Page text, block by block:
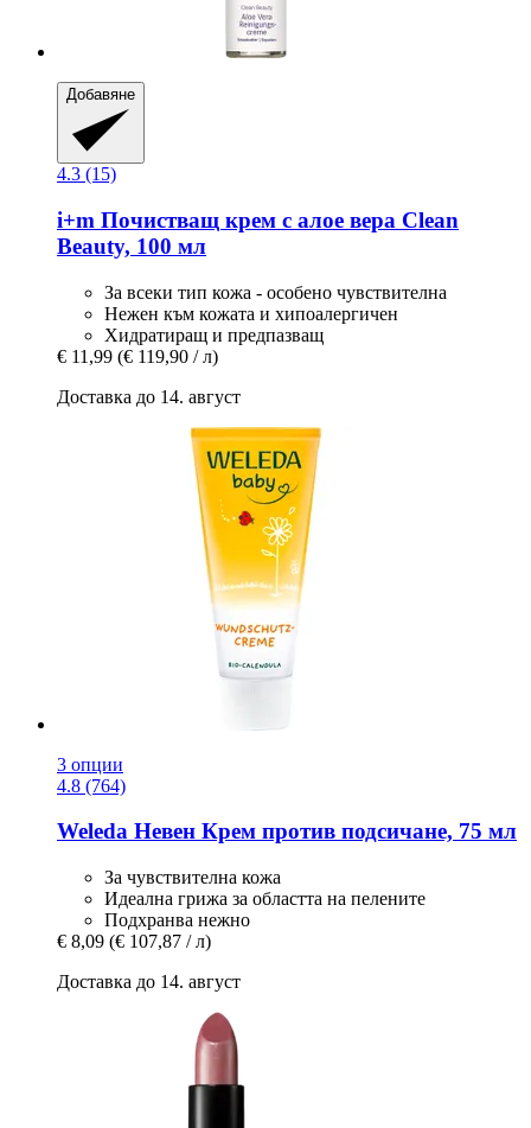
Добавяне
4.3 (15)
i+m Почистващ крем с алое вера Clean
Beauty, 100 мл
За всеки тип кожа - особено чувствителна
Нежен към кожата и хипоалергичен
Хидратиращ и предпазващ
€ 11,99 (€ 119,90 / л)
Доставка до 14. август
3 опции
4.8 (764)
Weleda Невен Крем против подсичане, 75 мл
За чувствителна кожа
Идеална грижа за областта на пелените
Подхранва нежно
€ 8,09 (€ 107,87 / л)
Доставка до 14. август